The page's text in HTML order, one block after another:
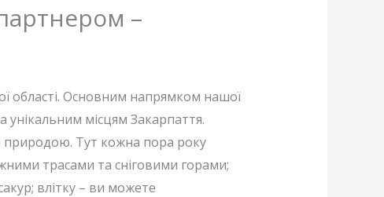
–
області. Основним напрямком нашої
унікальним місцям Закарпаття.
природою. Тут кожна пора року
трасами та сніговими горами;
влітку – ви можете